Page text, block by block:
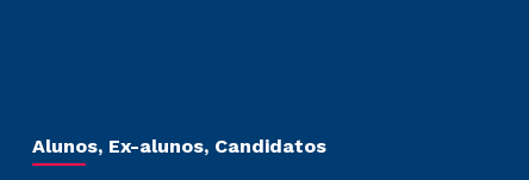
Alunos, Ex-alunos, Candidatos